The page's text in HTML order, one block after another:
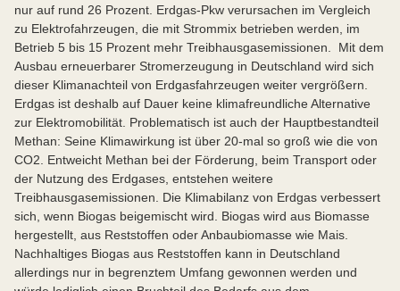
nur auf rund 26 Prozent. Erdgas-Pkw verursachen im Vergleich
zu Elektrofahrzeugen, die mit Strommix betrieben werden, im
Betrieb 5 bis 15 Prozent mehr Treibhausgasemissionen. Mit dem
Ausbau erneuerbarer Stromerzeugung in Deutschland wird sich
dieser Klimanachteil von Erdgasfahrzeugen weiter vergrößern.
Erdgas ist deshalb auf Dauer keine klimafreundliche Alternative
zur Elektromobilität. Problematisch ist auch der Hauptbestandteil
Methan: Seine Klimawirkung ist über 20-mal so groß wie die von
CO2. Entweicht Methan bei der Förderung, beim Transport oder
der Nutzung des Erdgases, entstehen weitere
Treibhausgasemissionen. Die Klimabilanz von Erdgas verbessert
sich, wenn Biogas beigemischt wird. Biogas wird aus Biomasse
hergestellt, aus Reststoffen oder Anbaubiomasse wie Mais.
Nachhaltiges Biogas aus Reststoffen kann in Deutschland
allerdings nur in begrenztem Umfang gewonnen werden und